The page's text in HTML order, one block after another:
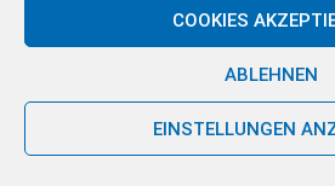
COOKIES
ABLEHNEN
EINSTELLUNGEN